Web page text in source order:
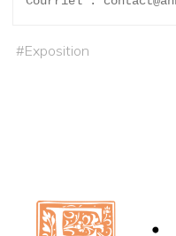
#Exposition